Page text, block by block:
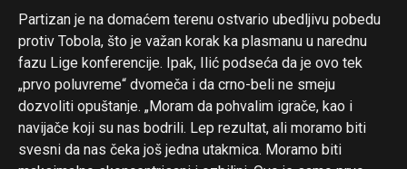
Partizan je na domaćem terenu ostvario ubedljivu pobedu
protiv Tobola, što je važan korak ka plasmanu u narednu
fazu Lige konferencije. Ipak, Ilić podseća da je ovo tek
„prvo poluvreme“ dvomeča i da crno-beli ne smeju
dozvoliti opuštanje. „Moram da pohvalim igrače, kao i
navijače koji su nas bodrili. Lep rezultat, ali moramo biti
svesni da nas čeka još jedna utakmica. Moramo biti